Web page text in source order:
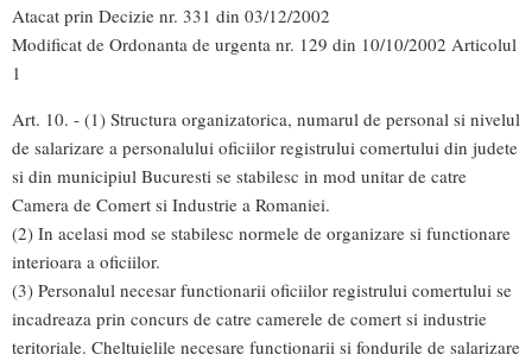
Atacat prin Decizie nr. 331 din 03/12/2002
Modificat de Ordonanta de urgenta nr. 129 din 10/10/2002 Articolul
1
Art. 10. - (1) Structura organizatorica, numarul de personal si nivelul
de salarizare a personalului oficiilor registrului comertului din judete
si din municipiul Bucuresti se stabilesc in mod unitar de catre
Camera de Comert si Industrie a Romaniei.
(2) In acelasi mod se stabilesc normele de organizare si functionare
interioara a oficiilor.
(3) Personalul necesar functionarii oficiilor registrului comertului se
incadreaza prin concurs de catre camerele de comert si industrie
teritoriale. Cheltuielile necesare functionarii si fondurile de salarizare